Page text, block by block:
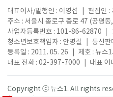
대표이사/발행인 : 이영섭 편집인 :
주소 : 서울시 종로구 종로 47 (공평
사업자등록번호 : 101-86-62870
청소년보호책임자 : 안병길
통신판
등록일 : 2011. 05. 26
제호 : 뉴스
대표 전화 : 02-397-7000
대표 이
Copyright ⓒ 뉴스1. All rights